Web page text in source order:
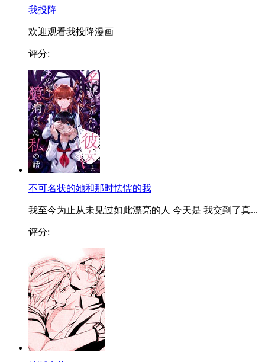
我投降
欢迎观看我投降漫画
评分:
不可名状的她和那时怯懦的我
我至今为止从未见过如此漂亮的人 今天是 我交到了真...
评分: